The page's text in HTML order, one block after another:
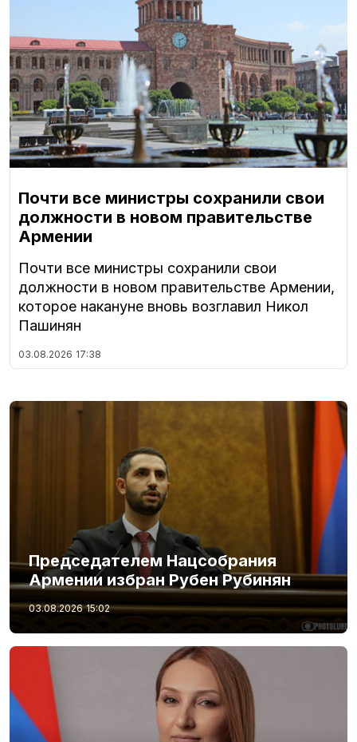
Почти все министры сохранили свои
должности в новом правительстве
Армении
Почти все министры сохранили свои
должности в новом правительстве Армении,
которое накануне вновь возглавил Никол
Пашинян
03.08.2026 17:38
Председателем Нацсобрания
Армении избран Рубен Рубинян
03.08.2026 15:02